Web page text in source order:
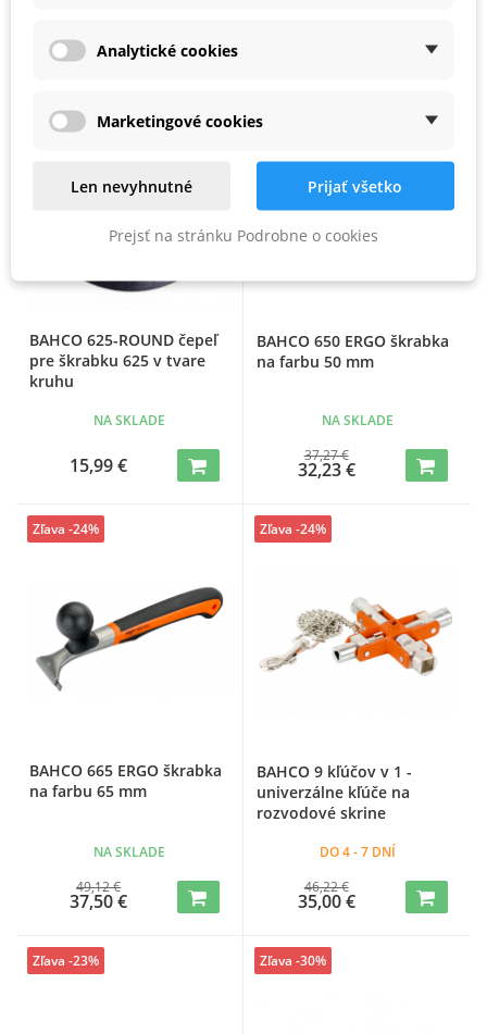
15,99 €
BAHCO 625-ROUND čepeľ
pre škrabku 625 v tvare
kruhu
NA SKLADE
15,99 €
BAHCO 650 ERGO škrabka
na farbu 50 mm
NA SKLADE
37,27 €
32,23 €
BAHCO 665 ERGO škrabka
na farbu 65 mm
NA SKLADE
49,12 €
37,50 €
Zľava -24%
BAHCO 9 kľúčov v 1 -
univerzálne kľúče na
rozvodové skrine
DO 4 - 7 DNÍ
46,22 €
35,00 €
Zľava -24%
Zľava -23% Zľava -30%
Analytické cookies
Marketingové cookies
Len nevyhnutné Prijať všetko
Prejsť na stránku Podrobne o cookies